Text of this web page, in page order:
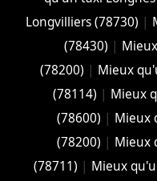
Longvilliers (78730) |
(78430) |
(78200) | Mieux
(78114) | Mieux
(78600) | Mieux
(78200) | Mieux
(78711) | Mieux